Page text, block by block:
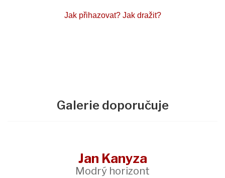
Jak přihazovat? Jak dražit?
Galerie doporučuje
Jan Kanyza
Modrý horizont